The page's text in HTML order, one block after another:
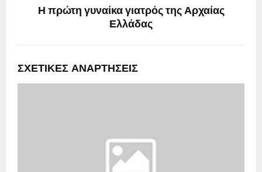
Η πρώτη γυναίκα γιατρός της Αρχαίας
Ελλάδας
ΣΧΕΤΙΚΈΣ ΑΝΑΡΤΉΣΕΙΣ